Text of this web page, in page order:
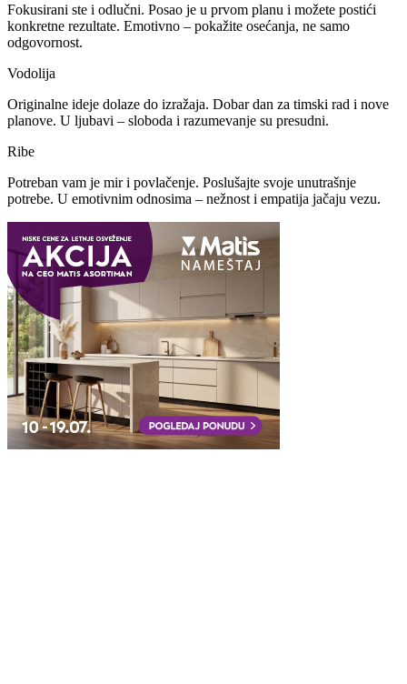
Fokusirani ste i odlučni. Posao je u prvom planu i možete postići
konkretne rezultate. Emotivno – pokažite osećanja, ne samo
odgovornost.
Vodolija
Originalne ideje dolaze do izražaja. Dobar dan za timski rad i nove
planove. U ljubavi – sloboda i razumevanje su presudni.
Ribe
Potreban vam je mir i povlačenje. Poslušajte svoje unutrašnje
potrebe. U emotivnim odnosima – nežnost i empatija jačaju vezu.